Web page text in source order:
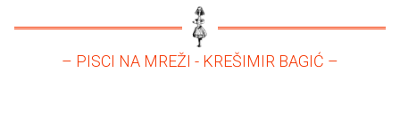
– PISCI NA MREŽI - KREŠIMIR BAGIĆ –